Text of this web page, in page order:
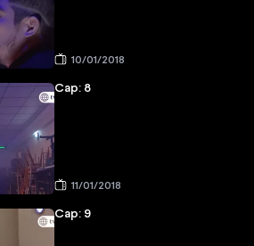
10/01/2018
Cap: 8
11/01/2018
Cap: 9